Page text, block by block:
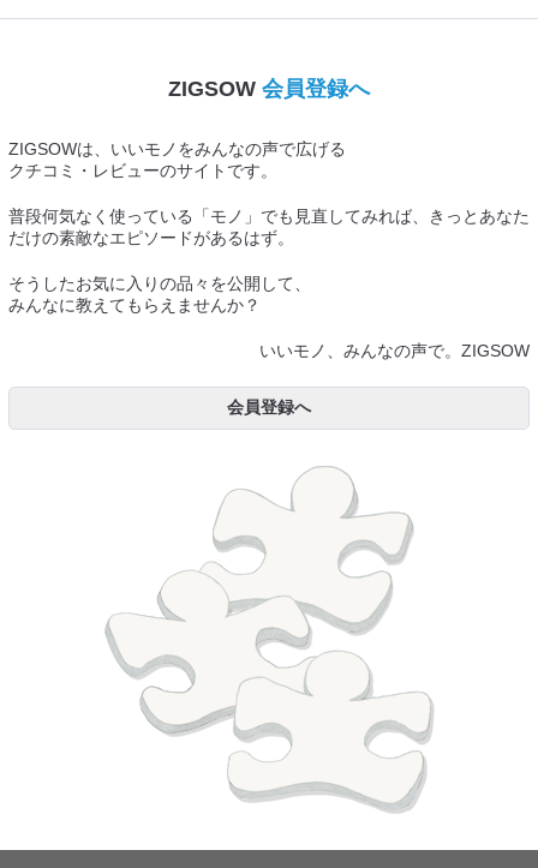
ZIGSOW 会員登録へ
ZIGSOWは、いいモノをみんなの声で広げる
クチコミ・レビューのサイトです。
普段何気なく使っている「モノ」でも見直してみれば、きっとあなた
だけの素敵なエピソードがあるはず。
そうしたお気に入りの品々を公開して、
みんなに教えてもらえませんか？
いいモノ、みんなの声で。ZIGSOW
会員登録へ